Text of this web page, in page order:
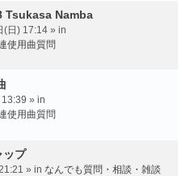
Tsukasa Namba
(日) 17:14 » in
使用曲質問
» in
使用曲質問
ップ
» in なんでも質問・相談・雑談